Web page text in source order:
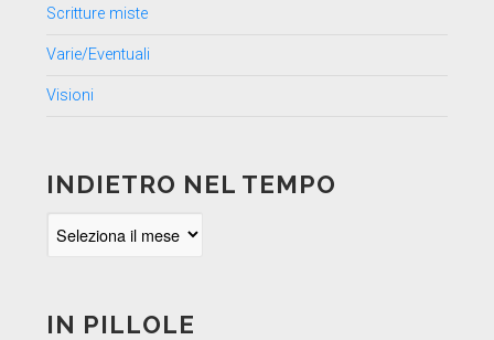
Scritture miste
Varie/Eventuali
Visioni
INDIETRO NEL TEMPO
IN PILLOLE